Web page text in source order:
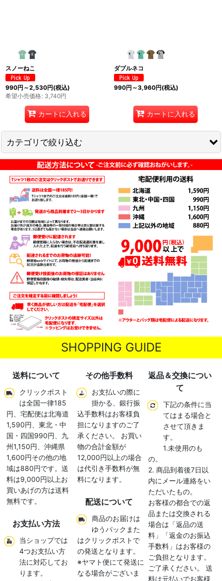
スノーねこ
990円 ～2,530円(税込)
希望小売価格: 3,740円
カートに入れる
ダブルネコ
990円 ～3,960円(税込)
カートに入れる
カテゴリで絞り込む
猫Tシャツ (全商品)
半袖Tシャツ
長袖Tシャツ
北道正幸コラボTシャツ
SHOPPING GUIDE
送料について
クリックポスト
は全国一律185
円、宅配便は北海道
1,590円、東北・中
国・四国990円、九
州1,150円、沖縄県
1,600円その他の地
域は880円です。送
料は9,000円以上お
買いあげの方は送料
無料です。
お支払い方法
当ショップでは
4つお支払い方
法に対応してお
ります。
その他手数料
お支払いの際に
掛かる、銀行振
込手数料はお客様負
担になりますのご了
承ください。 お買い
物の合計金額が
12,000円以上の場合
は代引き手数料が無
料になります。
配送について
商品のお届けは
ゆうパックまた
はクリックポストで
の発送となります。
※ヤマト便にて発送に
なる場合がございま
返品＆交換につい
て
下記の条件に当
てはまる場合と
させて頂きま
す。
1.未使用のも
の。
2. 商品到着後7日以
内にメール連絡をい
ただいたもの。
お客様の都合での返
品または交換される
場合は「返品の送
料」「返金のお振込
手数料」はお客様の
ご負担となります。
ご了承ください。 送
料は元払いでお客様